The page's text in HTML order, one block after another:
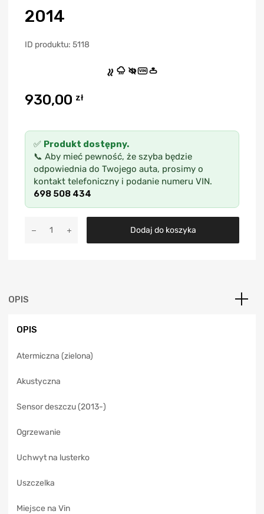
2014
ID produktu: 5118
VIN
930,00 zł
✅ Produkt dostępny.
📞 Aby mieć pewność, że szyba będzie
odpowiednia do Twojego auta, prosimy o
kontakt telefoniczny i podanie numeru VIN.
698 508 434
Dodaj do koszyka
a
OPIS
OPIS
Atermiczna (zielona)
Akustyczna
Sensor deszczu (2013-)
Ogrzewanie
Uchwyt na lusterko
Uszczelka
Miejsce na Vin